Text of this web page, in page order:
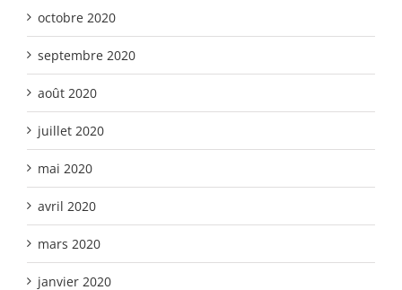
octobre 2020
septembre 2020
août 2020
juillet 2020
mai 2020
avril 2020
mars 2020
janvier 2020